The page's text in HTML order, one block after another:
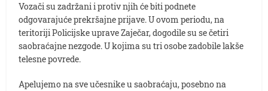
Vozači su zadržani i protiv njih će biti podnete
odgovarajuće prekršajne prijave. U ovom periodu, na
teritoriji Policijske uprave Zaječar, dogodile su se četiri
saobraćajne nezgode. U kojima su tri osobe zadobile lakše
telesne povrede.
Apelujemo na sve učesnike u saobraćaju, posebno na